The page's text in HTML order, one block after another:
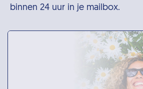
binnen 24 uur in je mailbox.